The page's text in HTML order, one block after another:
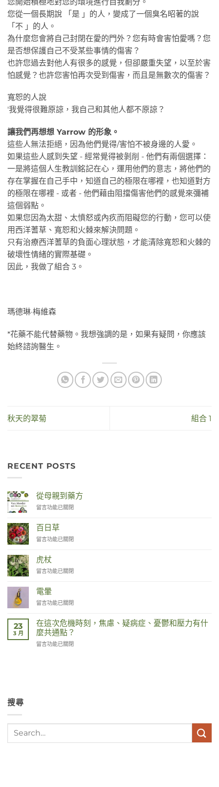
您從一個長期說 「是 」的人，變成了一個臭名昭著的說
「不 」的人。
為什麼您會將自己封閉在愛的門外？您有時會害怕愛嗎？您
是否想保護自己不受某些事情的傷害？
也許您過去對他人有很多的感覺，但卻嚴重失望，以至於害
怕感覺？也許您害怕再次受到傷害，而且是無數次的傷害？
寬恕的人說
'我覺得很難原諒，我自己和其他人都不原諒？
讓我們再想想 Yarrow 的形象。
這些人無法拒絕，因為他們覺得/害怕不被身邊的人愛。
如果這些人感到失望 - 經常覺得被剝削 - 他們有兩個選擇：
一是將這個人生教訓銘記在心，運用他們的意志，將他們的
存在掌握在自己手中，知道自己的極限在哪裡，也知道對方
的極限在哪裡 - 或者 - 他們藉由阻擋傷害他們的感覺來彌補
這個弱點。
如果您因為太甜、太憤怒或內疚而阻礙您的行動，您可以使
用西洋蓍草、寬恕和火棘來解決問題。
只有治療西洋蓍草的負面心理狀態，才能清除寬恕和火棘的
破壞性情緒的實際基礎。
因此，我做了組合 3。
瑪德琳·梅維森
*花藥不能代替藥物。我想強調的是，如果有疑問，你應該
始終諮詢醫生。
秋天的翠菊 組合 1
RECENT POSTS
從母親到藥方
在
Moeder
tot
Remedies〉
留言功能已關閉
百日草
在
中
留言功能已關閉
虎杖
在
中
留言功能已關閉
電暈
在
中
留言功能已關閉
23
3 月
在這次危機時刻，焦慮、疑病症、憂鬱和壓力有什
麼共通點？
在
maken
in
留言功能已關閉
搜尋